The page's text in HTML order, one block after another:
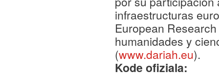
infraestructuras
European
humanidades y
(www.dariah.eu).
Kode ofiziala: